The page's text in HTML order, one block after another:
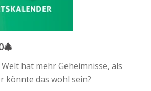
hat mehr Geheimnisse, als
könnte das wohl sein?